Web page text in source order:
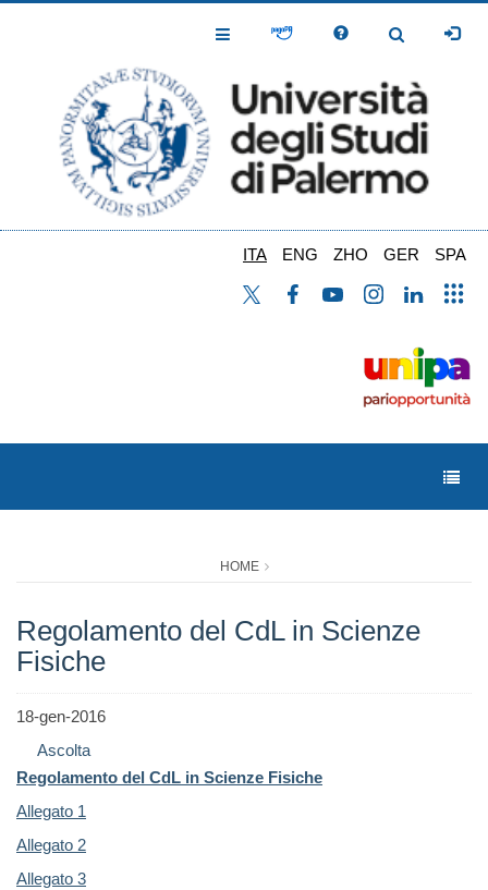
Toggle
Toggle
ITA ENG ZHO GER SPA
HOME
Regolamento del CdL in Scienze
Fisiche
18-gen-2016
Ascolta
Regolamento del CdL in Scienze Fisiche
Allegato 1
Allegato 2
Allegato 3